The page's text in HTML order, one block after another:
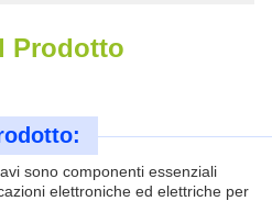
Prodotto
sono componenti essenziali
elettroniche ed elettriche per